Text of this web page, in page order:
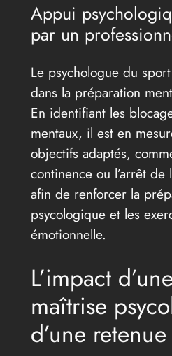
Appui
par un
Le psychologue du
dans la préparation
En identifiant les
mentaux, il est en
objectifs adaptés,
continence ou l’arrêt de
afin de renforcer la
psycologique et les
émotionnelle.
L’impact
maîtrise
d’une retenue